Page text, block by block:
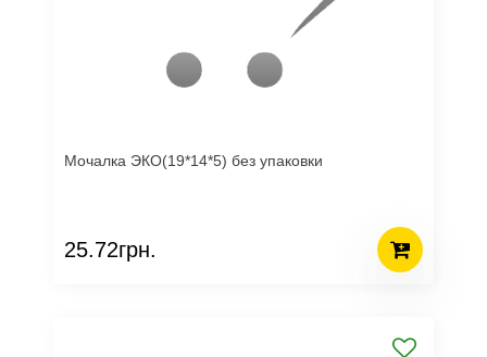
Мочалка ЭКО(19*14*5) без упаковки
25.72грн.